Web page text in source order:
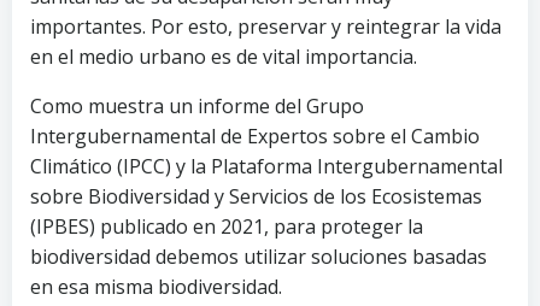
importantes. Por esto, preservar y reintegrar la vida
en el medio urbano es de vital importancia.
Como muestra un informe del Grupo
Intergubernamental de Expertos sobre el Cambio
Climático (IPCC) y la Plataforma Intergubernamental
sobre Biodiversidad y Servicios de los Ecosistemas
(IPBES) publicado en 2021, para proteger la
biodiversidad debemos utilizar soluciones basadas
en esa misma biodiversidad.